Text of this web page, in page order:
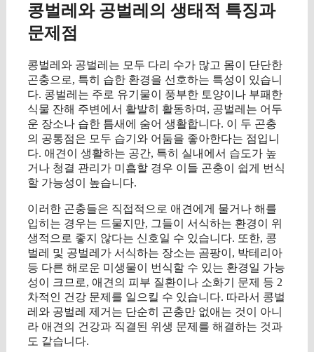
콩벌레와 공벌레의 생태적 특징과
문제점
콩벌레와 공벌레는 모두 다리 수가 많고 몸이 단단한
곤충으로, 특히 습한 환경을 선호하는 특성이 있습니
다. 콩벌레는 주로 유기물이 풍부한 토양이나 부패한
식물 잔해 주변에서 활발히 활동하며, 공벌레는 어두
운 장소나 습한 틈새에 숨어 생활합니다. 이 두 곤충
의 공통점은 모두 습기와 어둠을 좋아한다는 점입니
다. 애견이 생활하는 공간, 특히 실내에서 습도가 높
거나 청결 관리가 미흡할 경우 이들 곤충이 쉽게 번식
할 가능성이 높습니다.
이러한 곤충들은 직접적으로 애견에게 물거나 해를
입히는 경우는 드물지만, 그들이 서식하는 환경이 위
생적으로 좋지 않다는 신호일 수 있습니다. 또한, 콩
벌레 및 공벌레가 서식하는 장소는 곰팡이, 박테리아
등 다른 해로운 미생물이 번식할 수 있는 환경일 가능
성이 크므로, 애견의 피부 질환이나 소화기 문제 등 2
차적인 건강 문제를 일으킬 수 있습니다. 따라서 콩벌
레와 공벌레 제거는 단순히 곤충만 없애는 것이 아니
라 애견의 건강과 직결된 위생 문제를 해결하는 것과
도 같습니다.